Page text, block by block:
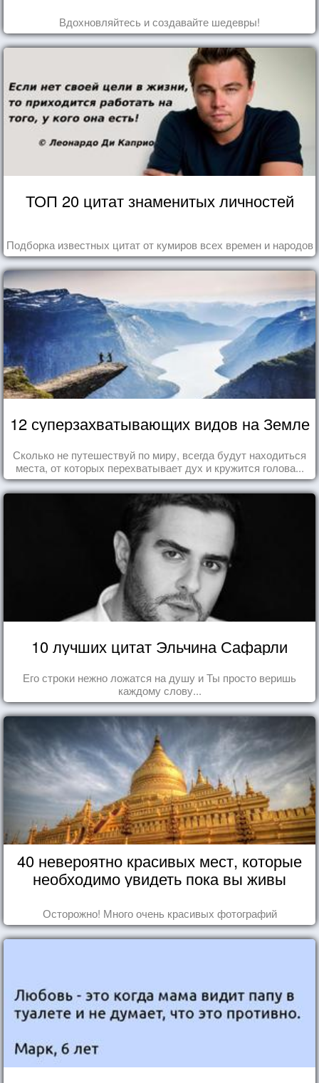
Вдохновляйтесь и создавайте шедевры!
ТОП 20 цитат знаменитых личностей
Подборка известных цитат от кумиров всех времен и народов
12 суперзахватывающих видов на Земле
Сколько не путешествуй по миру, всегда будут находиться
места, от которых перехватывает дух и кружится голова...
10 лучших цитат Эльчина Сафарли
Его строки нежно ложатся на душу и Ты просто веришь
каждому слову...
40 невероятно красивых мест, которые
необходимо увидеть пока вы живы
Осторожно! Много очень красивых фотографий